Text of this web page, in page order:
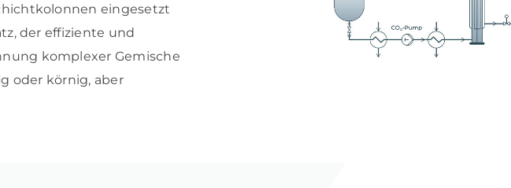
eingesetzt
der effiziente und
komplexer Gemische
oder körnig, aber